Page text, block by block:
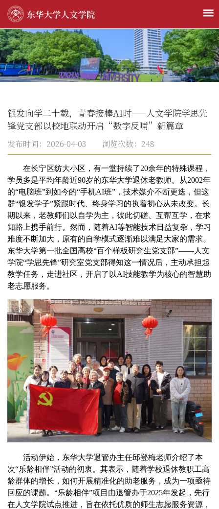
银发向学二十载，青春接棒AI时——人文学院学思先
锋党支部以校地联动开启“数字反哺”新篇章
发布时间：2026-04-03 浏览次数： 248
在长宁区纺大小区，有一堂持续了20余年的特殊课程，
学员多是平均年龄近90岁的东华大学退休老教师。从2002年
的“电脑班”到如今的“手机AI班”，技术媒介不断更迭，但这
群“银发学子”紧跟时代、终身学习的执着初心从未改变。长
期以来，老教师们以自学为主，彼此切磋、互帮互学，在求
知路上携手前行。然而，随着AI等智能技术日益复杂，学习
难度不断加大，原有的自学模式逐渐难以满足大家的需求。
东华大学第一批全国高校“百个样板研究生党支部”——人文
学院“学思先锋”研究室党支部得知这一情况后，主动承担起
教学任务，走进社区，开启了以AI技能教学为核心的智慧助
老志愿服务。
活动伊始，东华大学退管办主任邱登梅老师介绍了本
次“乐龄相伴”活动的初衷。其表示，随着学校退休教职工高
龄群体的增长，如何开展精准化的助老服务，成为一项亟待
回应的课题。“乐龄相伴”项目由退管办于2025年发起，先行
在人文学院试点推进，旨在依托优质的师生志愿服务资源，